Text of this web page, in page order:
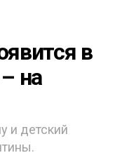
в
на
и детский